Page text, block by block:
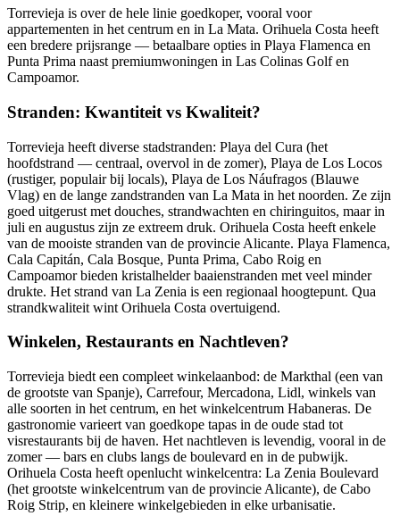
Torrevieja is over de hele linie goedkoper, vooral voor
appartementen in het centrum en in La Mata. Orihuela Costa heeft
een bredere prijsrange — betaalbare opties in Playa Flamenca en
Punta Prima naast premiumwoningen in Las Colinas Golf en
Campoamor.
Stranden: Kwantiteit vs Kwaliteit?
Torrevieja heeft diverse stadstranden: Playa del Cura (het
hoofdstrand — centraal, overvol in de zomer), Playa de Los Locos
(rustiger, populair bij locals), Playa de Los Náufragos (Blauwe
Vlag) en de lange zandstranden van La Mata in het noorden. Ze zijn
goed uitgerust met douches, strandwachten en chiringuitos, maar in
juli en augustus zijn ze extreem druk. Orihuela Costa heeft enkele
van de mooiste stranden van de provincie Alicante. Playa Flamenca,
Cala Capitán, Cala Bosque, Punta Prima, Cabo Roig en
Campoamor bieden kristalhelder baaienstranden met veel minder
drukte. Het strand van La Zenia is een regionaal hoogtepunt. Qua
strandkwaliteit wint Orihuela Costa overtuigend.
Winkelen, Restaurants en Nachtleven?
Torrevieja biedt een compleet winkelaanbod: de Markthal (een van
de grootste van Spanje), Carrefour, Mercadona, Lidl, winkels van
alle soorten in het centrum, en het winkelcentrum Habaneras. De
gastronomie varieert van goedkope tapas in de oude stad tot
visrestaurants bij de haven. Het nachtleven is levendig, vooral in de
zomer — bars en clubs langs de boulevard en in de pubwijk.
Orihuela Costa heeft openlucht winkelcentra: La Zenia Boulevard
(het grootste winkelcentrum van de provincie Alicante), de Cabo
Roig Strip, en kleinere winkelgebieden in elke urbanisatie.